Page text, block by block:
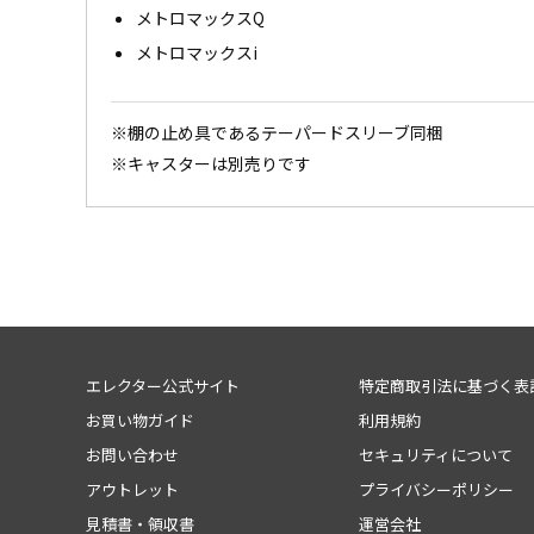
メトロマックスQ
メトロマックスi
※棚の止め具であるテーパードスリーブ同梱
※キャスターは別売りです
エレクター公式サイト
お買い物ガイド
お問い合わせ
アウトレット
見積書・領収書
特定商取引法に基づく表
利用規約
セキュリティについて
プライバシーポリシー
運営会社